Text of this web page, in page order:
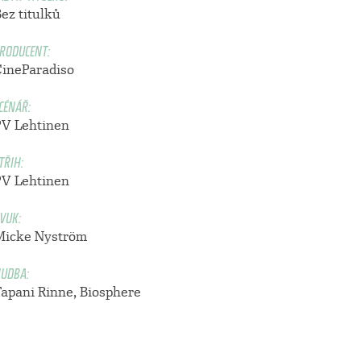
titulků
Lehtinen
Lehtinen
Nyström
Rinne,Biosphere